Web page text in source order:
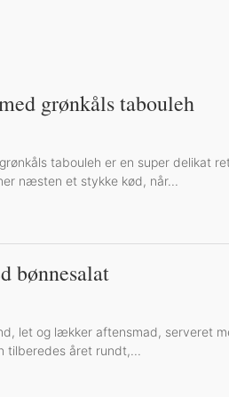
grønkåls tabouleh
tabouleh er en super delikat
næsten et stykke kød, når...
bønnesalat
let og lækker aftensmad, serveret
tilberedes året rundt,...